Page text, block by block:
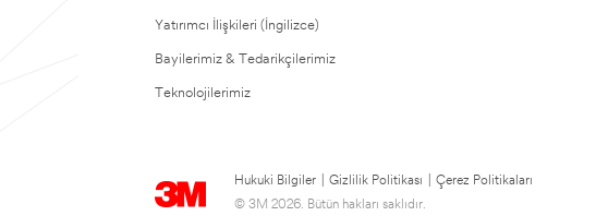
Yatırımcı İlişkileri (İngilizce)
Bayilerimiz & Tedarikçilerimiz
Teknolojilerimiz
Hukuki Bilgiler Gizlilik Politikası
Çerez Politikaları
© 3M 2026. Bütün hakları saklıdır.